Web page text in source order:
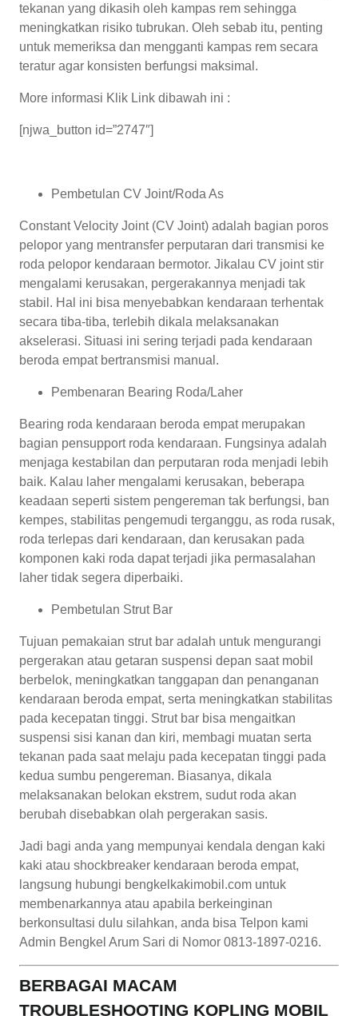
tekanan yang dikasih oleh kampas rem sehingga
meningkatkan risiko tubrukan. Oleh sebab itu, penting
untuk memeriksa dan mengganti kampas rem secara
teratur agar konsisten berfungsi maksimal.
More informasi Klik Link dibawah ini :
[njwa_button id=”2747″]
Pembetulan CV Joint/Roda As
Constant Velocity Joint (CV Joint) adalah bagian poros
pelopor yang mentransfer perputaran dari transmisi ke
roda pelopor kendaraan bermotor. Jikalau CV joint stir
mengalami kerusakan, pergerakannya menjadi tak
stabil. Hal ini bisa menyebabkan kendaraan terhentak
secara tiba-tiba, terlebih dikala melaksanakan
akselerasi. Situasi ini sering terjadi pada kendaraan
beroda empat bertransmisi manual.
Pembenaran Bearing Roda/Laher
Bearing roda kendaraan beroda empat merupakan
bagian pensupport roda kendaraan. Fungsinya adalah
menjaga kestabilan dan perputaran roda menjadi lebih
baik. Kalau laher mengalami kerusakan, beberapa
keadaan seperti sistem pengereman tak berfungsi, ban
kempes, stabilitas pengemudi terganggu, as roda rusak,
roda terlepas dari kendaraan, dan kerusakan pada
komponen kaki roda dapat terjadi jika permasalahan
laher tidak segera diperbaiki.
Pembetulan Strut Bar
Tujuan pemakaian strut bar adalah untuk mengurangi
pergerakan atau getaran suspensi depan saat mobil
berbelok, meningkatkan tanggapan dan penanganan
kendaraan beroda empat, serta meningkatkan stabilitas
pada kecepatan tinggi. Strut bar bisa mengaitkan
suspensi sisi kanan dan kiri, membagi muatan serta
tekanan pada saat melaju pada kecepatan tinggi pada
kedua sumbu pengereman. Biasanya, dikala
melaksanakan belokan ekstrem, sudut roda akan
berubah disebabkan olah pergerakan sasis.
Jadi bagi anda yang mempunyai kendala dengan kaki
kaki atau shockbreaker kendaraan beroda empat,
langsung hubungi bengkelkakimobil.com untuk
membenarkannya atau apabila berkeinginan
berkonsultasi dulu silahkan, anda bisa Telpon kami
Admin Bengkel Arum Sari di Nomor 0813-1897-0216.
BERBAGAI MACAM
TROUBLESHOOTING KOPLING MOBIL